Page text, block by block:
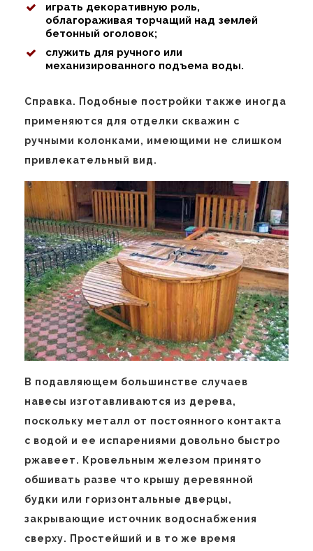
играть декоративную роль,
облагораживая торчащий над землей
бетонный оголовок;
служить для ручного или
механизированного подъема воды.
Справка. Подобные постройки также иногда
применяются для отделки скважин с
ручными колонками, имеющими не слишком
привлекательный вид.
В подавляющем большинстве случаев
навесы изготавливаются из дерева,
поскольку металл от постоянного контакта
с водой и ее испарениями довольно быстро
ржавеет. Кровельным железом принято
обшивать разве что крышу деревянной
будки или горизонтальные дверцы,
закрывающие источник водоснабжения
сверху. Простейший и в то же время